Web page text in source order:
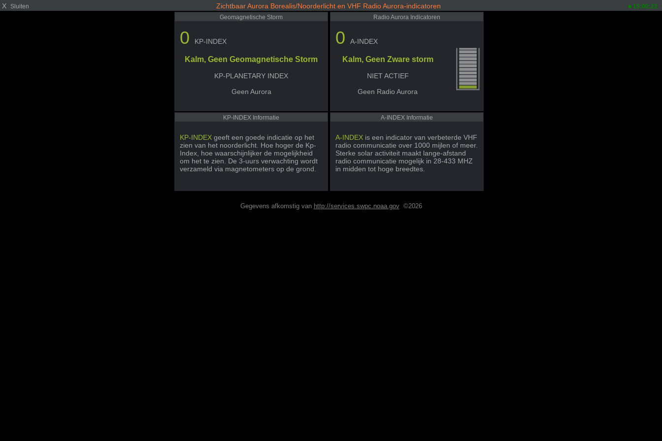
X Sluiten Zichtbaar Aurora Borealis/Noorderlicht en VHF Radio Aurora-indicatoren 15:00:22
Geomagnetische Storm
0 KP-INDEX
Kalm, Geen Geomagnetische Storm
KP-PLANETARY INDEX
Geen Aurora
Radio Aurora Indicatoren
0 A-INDEX
Kalm, Geen Zware storm
NIET ACTIEF
Geen Radio Aurora
KP-INDEX Informatie
KP-INDEX geeft een goede indicatie op het
zien van het noorderlicht. Hoe hoger de Kp-
Index, hoe waarschijnlijker de mogelijkheid
om het te zien. De 3-uurs verwachting wordt
verzameld via magnetometers op de grond.
A-INDEX Informatie
A-INDEX is een indicator van verbeterde VHF
radio communicatie over 1000 mijlen of meer.
Sterke solar activiteit maakt lange-afstand
radio communicatie mogelijk in 28-433 MHZ
in midden tot hoge breedtes.
Gegevens afkomstig van http://services.swpc.noaa.gov©2026